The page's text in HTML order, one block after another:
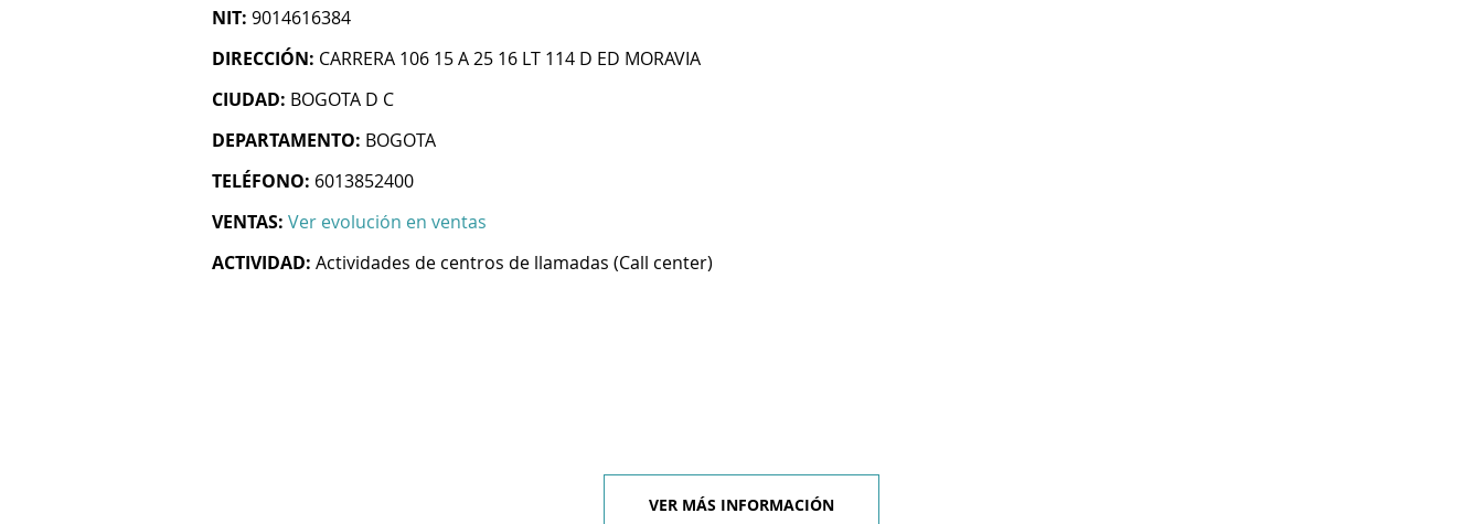
NIT: 9014616384
DIRECCIÓN: CARRERA 106 15 A 25 16 LT 114 D ED MORAVIA
CIUDAD: BOGOTA D C
DEPARTAMENTO: BOGOTA
TELÉFONO: 6013852400
VENTAS: Ver evolución en ventas
ACTIVIDAD: Actividades de centros de llamadas (Call center)
VER MÁS INFORMACIÓN